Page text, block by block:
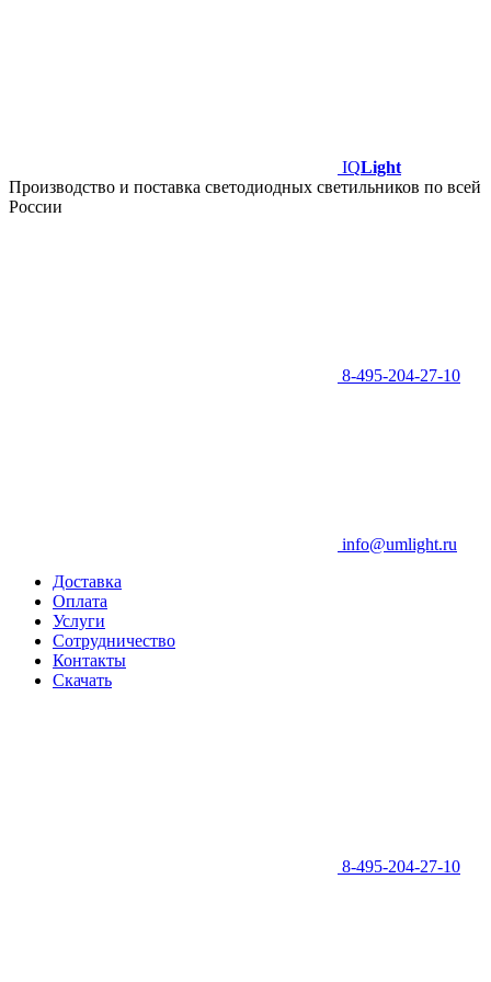
IQLight
Производство и поставка светодиодных светильников по всей
России
8-495-204-27-10
info@umlight.ru
Доставка
Оплата
Услуги
Сотрудничество
Контакты
Скачать
8-495-204-27-10